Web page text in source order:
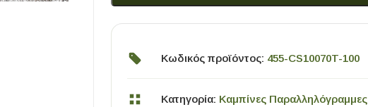
Κωδικός προϊόντος: 455-CS10070T-100
Κατηγορία: Καμπίνες Παραλληλόγραμμες